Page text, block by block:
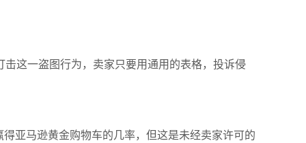
这一盗图行为，卖家只要用通用的表格，投诉侵
亚马逊黄金购物车的几率，但这是未经卖家许可的